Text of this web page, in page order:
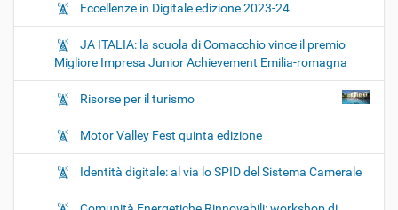
Eccellenze in Digitale edizione 2023-24
JA ITALIA: la scuola di Comacchio vince il premio
Migliore Impresa Junior Achievement Emilia-romagna
Risorse per il turismo
Motor Valley Fest quinta edizione
Identità digitale: al via lo SPID del Sistema Camerale